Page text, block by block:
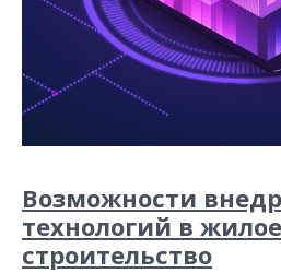
Возможности
технологий в жилое
строительство